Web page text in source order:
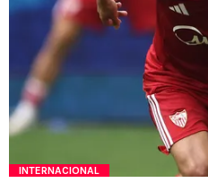
INTERNACIONAL